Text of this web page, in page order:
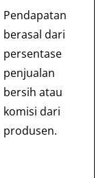
Pendapatan
berasal dari
persentase
penjualan
bersih atau
komisi dari
produsen.